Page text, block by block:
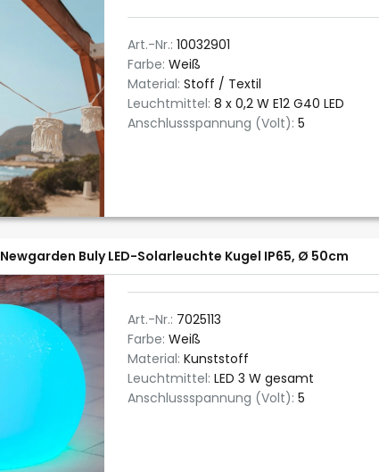
Art.-Nr.: 10032901
Farbe: Weiß
Material: Stoff / Textil
Leuchtmittel: 8 x 0,2 W E12 G40 LED
Anschlussspannung (Volt): 5
Newgarden Buly LED-Solarleuchte Kugel IP65, Ø 50cm
Art.-Nr.: 7025113
Farbe: Weiß
Material: Kunststoff
Leuchtmittel: LED 3 W gesamt
Anschlussspannung (Volt): 5